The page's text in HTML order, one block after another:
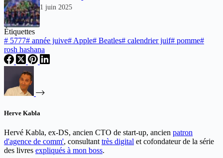
1 juin 2025
Étiquettes
# 5777# année juive#Apple# Beatles# calendrier juif# pomme#
rosh hashana
Herve Kabla
Hervé Kabla, ex-DS, ancien CTO de start-up, ancien patron
d'agence de comm', consultant très digital et cofondateur de la série
des livres expliqués à mon boss.